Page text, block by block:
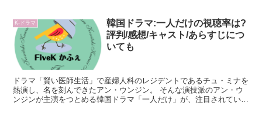
K-ドラマ
韓国ドラマ:一人だけの視聴率は?
評判/感想/キャスト/あらすじにつ
いても
ドラマ「賢い医師生活」で産婦人科のレジデントであるチュ・ミナを
熱演し、名を刻んできたアン・ウンジン。 そんな演技派のアン・ウ
ンジンが主演をつとめる韓国ドラマ「一人だけ」が、注目されていま